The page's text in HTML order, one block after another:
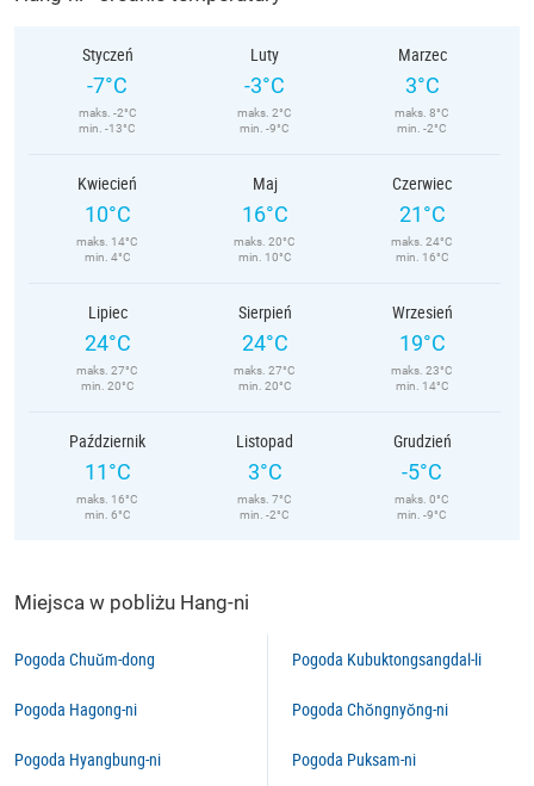
Styczeń
-7°C
maks. -2°C
min. -13°C
Luty
-3°C
maks. 2°C
min. -9°C
Marzec
3°C
maks. 8°C
min. -2°C
Kwiecień
10°C
maks. 14°C
min. 4°C
Maj
16°C
maks. 20°C
min. 10°C
Czerwiec
21°C
maks. 24°C
min. 16°C
Lipiec
24°C
maks. 27°C
min. 20°C
Sierpień
24°C
maks. 27°C
min. 20°C
Wrzesień
19°C
maks. 23°C
min. 14°C
Październik
11°C
maks. 16°C
min. 6°C
Listopad
3°C
maks. 7°C
min. -2°C
Grudzień
-5°C
maks. 0°C
min. -9°C
Miejsca w pobliżu Hang-ni
Pogoda Chuŭm-dong
Pogoda Hagong-ni
Pogoda Hyangbung-ni
Pogoda Kubuktongsangdal-li
Pogoda Chŏngnyŏng-ni
Pogoda Puksam-ni